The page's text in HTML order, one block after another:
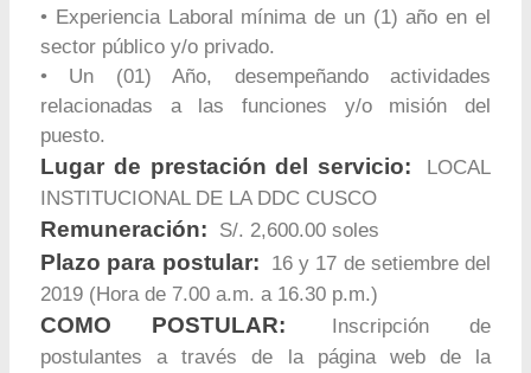
• Experiencia Laboral mínima de un (1) año en el
sector público y/o privado.
• Un (01) Año, desempeñando actividades
relacionadas a las funciones y/o misión del
puesto.
Lugar de prestación del servicio:
LOCAL
INSTITUCIONAL DE LA DDC CUSCO
Remuneración: S/. 2,600.00 soles
Plazo para postular:
16 y 17 de setiembre del
2019 (Hora de 7.00 a.m. a 16.30 p.m.)
COMO POSTULAR:
Inscripción de
postulantes a través de la página web de la